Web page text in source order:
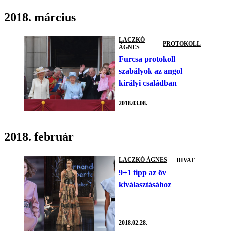
2018. március
LACZKÓ
ÁGNES
PROTOKOLL
Furcsa protokoll
szabályok az angol
királyi családban
2018.03.08.
2018. február
LACZKÓ ÁGNES DIVAT
9+1 tipp az öv
kiválasztásához
2018.02.28.